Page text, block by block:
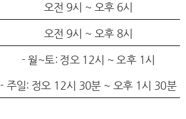
오전 9시 ~ 오후 6시
오전 9시 ~ 오후 8시
- 월~토: 정오 12시 ~ 오후 1시
- 주일: 정오 12시 30분 ~ 오후 1시 30분